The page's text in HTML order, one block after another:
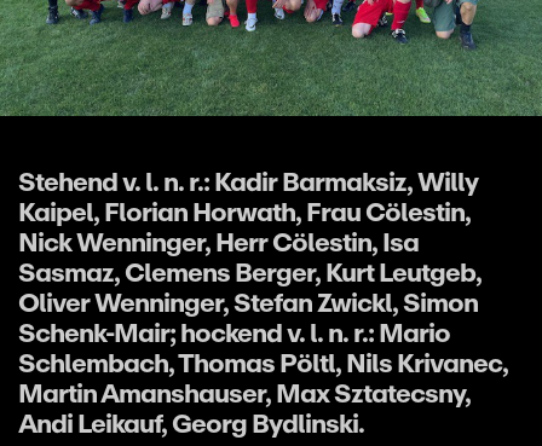
Stehend v. l. n. r.: Kadir Barmaksiz, Willy
Kaipel, Florian Horwath, Frau Cölestin,
Nick Wenninger, Herr Cölestin, Isa
Sasmaz, Clemens Berger, Kurt Leutgeb,
Oliver Wenninger, Stefan Zwickl, Simon
Schenk-Mair; hockend v. l. n. r.: Mario
Schlembach, Thomas Pöltl, Nils Krivanec,
Martin Amanshauser, Max Sztatecsny,
Andi Leikauf, Georg Bydlinski.